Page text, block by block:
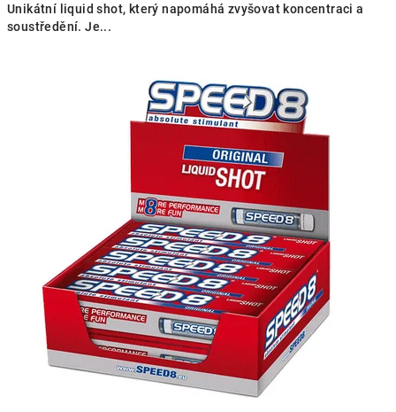
Unikátní liquid shot, který napomáhá zvyšovat koncentraci a
soustředění. Je...